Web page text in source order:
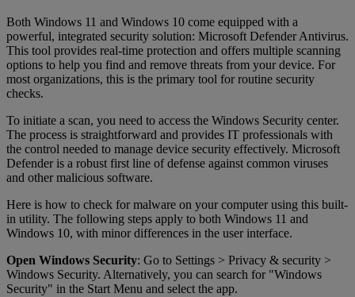
Both Windows 11 and Windows 10 come equipped with a
powerful, integrated security solution: Microsoft Defender Antivirus.
This tool provides real-time protection and offers multiple scanning
options to help you find and remove threats from your device. For
most organizations, this is the primary tool for routine security
checks.
To initiate a scan, you need to access the Windows Security center.
The process is straightforward and provides IT professionals with
the control needed to manage device security effectively. Microsoft
Defender is a robust first line of defense against common viruses
and other malicious software.
Here is how to check for malware on your computer using this built-
in utility. The following steps apply to both Windows 11 and
Windows 10, with minor differences in the user interface.
Open Windows Security: Go to Settings > Privacy & security >
Windows Security. Alternatively, you can search for "Windows
Security" in the Start Menu and select the app.